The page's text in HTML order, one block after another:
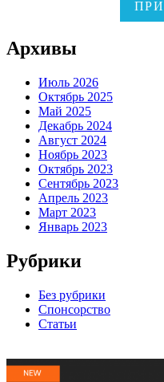
Архивы
Июль 2026
Октябрь 2025
Май 2025
Декабрь 2024
Август 2024
Ноябрь 2023
Октябрь 2023
Сентябрь 2023
Апрель 2023
Март 2023
Январь 2023
Рубрики
Без рубрики
Спонсорство
Статьи